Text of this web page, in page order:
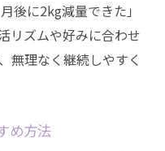
後に2kg減量できた」
リズムや好みに合わせ
無理なく継続しやすく
め方法